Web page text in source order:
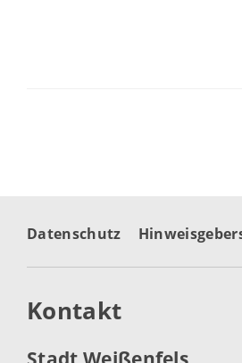
Datenschutz
Kontakt